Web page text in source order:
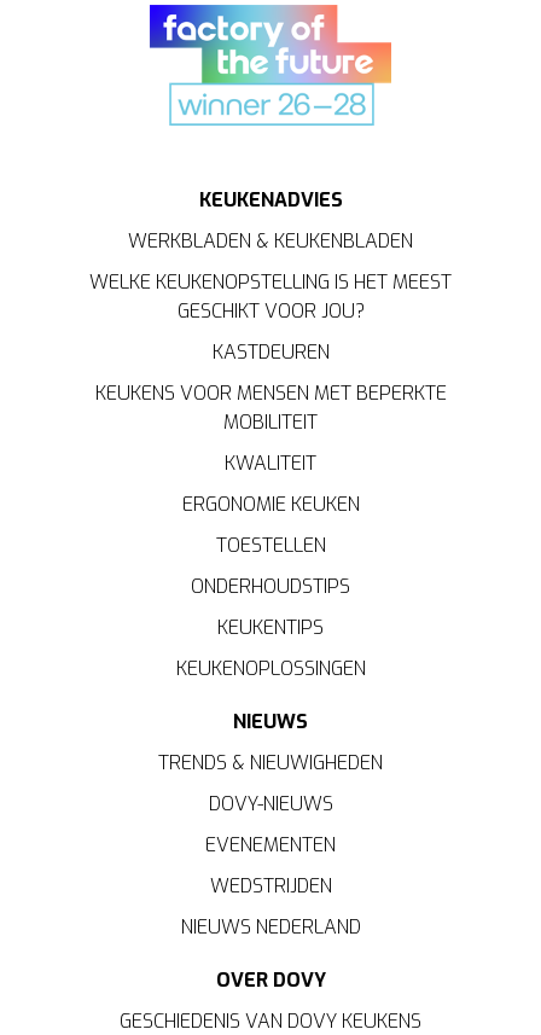
KEUKENADVIES
WERKBLADEN & KEUKENBLADEN
WELKE KEUKENOPSTELLING IS HET MEEST
GESCHIKT VOOR JOU?
KASTDEUREN
KEUKENS VOOR MENSEN MET BEPERKTE
MOBILITEIT
KWALITEIT
ERGONOMIE KEUKEN
TOESTELLEN
ONDERHOUDSTIPS
KEUKENTIPS
KEUKENOPLOSSINGEN
NIEUWS
TRENDS & NIEUWIGHEDEN
DOVY-NIEUWS
EVENEMENTEN
WEDSTRIJDEN
NIEUWS NEDERLAND
OVER DOVY
GESCHIEDENIS VAN DOVY KEUKENS